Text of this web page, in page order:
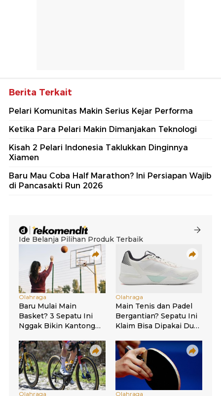
Berita Terkait
Pelari Komunitas Makin Serius Kejar Performa
Ketika Para Pelari Makin Dimanjakan Teknologi
Kisah 2 Pelari Indonesia Taklukkan Dinginnya
Xiamen
Baru Mau Coba Half Marathon? Ini Persiapan Wajib
di Pancasakti Run 2026